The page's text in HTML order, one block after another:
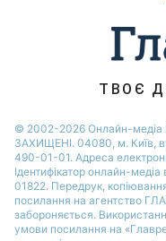
Віталій
ТВОЄ
© 2002-2026 Онлайн-медіа
ЗАХИЩЕНІ. 04080, м. Київ,
490-01-01. Адреса
Ідентифікатор онлайн-медіа
01822. Передрук,
посилання на агентство
забороняється.
умови посилання на